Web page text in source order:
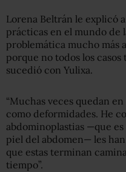
Lorena Beltrán le explicó
prácticas en el mundo de
problemática mucho más
porque no todos los
sucedió con Yulixa.
“Muchas veces quedan
como deformidades. He
abdominoplastias —que
piel del abdomen— les
que estas terminan
tiempo”.